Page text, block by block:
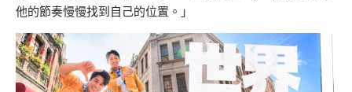
他的節奏慢慢找到自己的位置。」